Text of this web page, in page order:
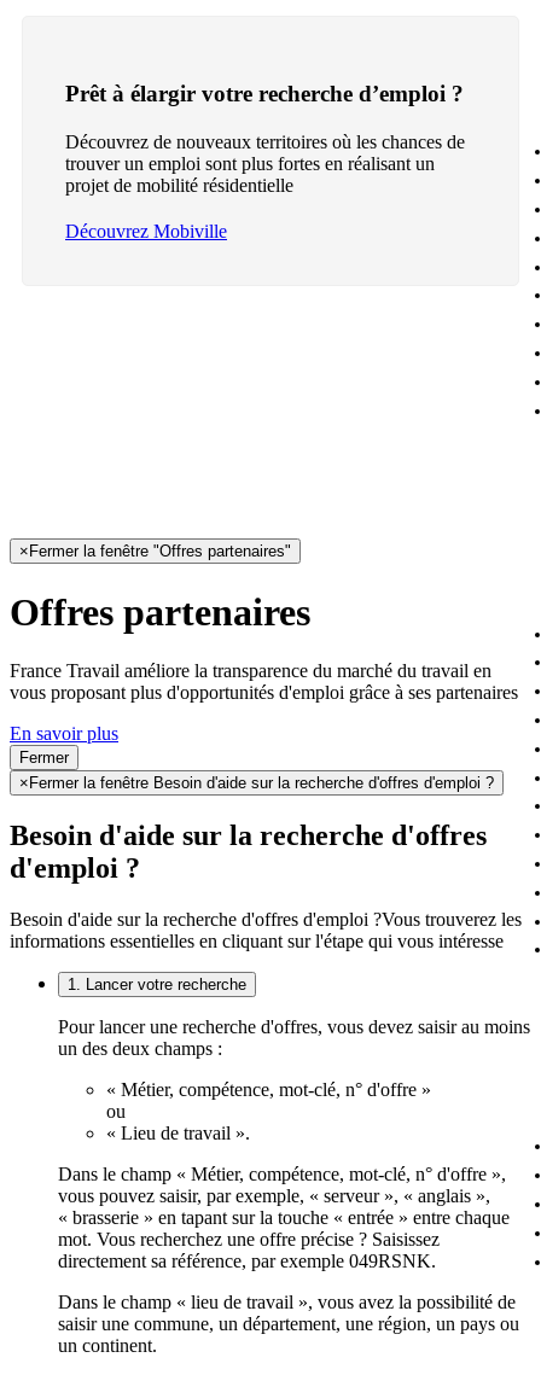
Prêt à élargir votre recherche d’emploi ?
Découvrez de nouveaux territoires où les chances de
trouver un emploi sont plus fortes en réalisant un
projet de mobilité résidentielle
Découvrez Mobiville
× Fermer la fenêtre "Offres partenaires"
Offres partenaires
France Travail améliore la transparence du marché du travail en
vous proposant plus d'opportunités d'emploi grâce à ses partenaires
En savoir plus
Fermer
× Fermer la fenêtre Besoin d'aide sur la recherche d'offres d'emploi ?
Besoin d'aide sur la recherche d'offres
d'emploi ?
Besoin d'aide sur la recherche d'offres d'emploi ?Vous trouverez les
informations essentielles en cliquant sur l'étape qui vous intéresse
1. Lancer votre recherche
Pour lancer une recherche d'offres, vous devez saisir au moins
un des deux champs :
« Métier, compétence, mot-clé, n° d'offre »
ou
« Lieu de travail ».
Dans le champ « Métier, compétence, mot-clé, n° d'offre »,
vous pouvez saisir, par exemple, « serveur », « anglais »,
« brasserie » en tapant sur la touche « entrée » entre chaque
mot. Vous recherchez une offre précise ? Saisissez
directement sa référence, par exemple 049RSNK.
Dans le champ « lieu de travail », vous avez la possibilité de
saisir une commune, un département, une région, un pays ou
un continent.